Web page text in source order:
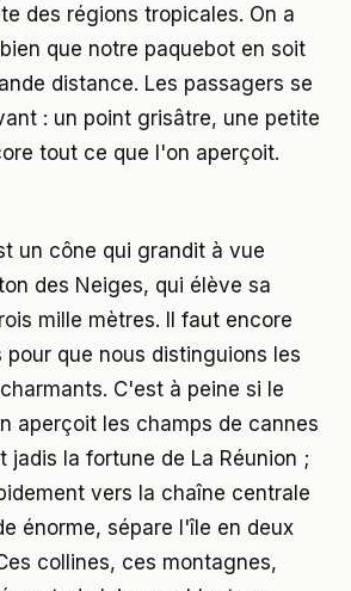
des régions tropicales. On a
que notre paquebot en soit
distance. Les passagers se
: un point grisâtre, une petite
tout ce que l'on aperçoit.
un cône qui grandit à vue
des Neiges, qui élève sa
mille mètres. Il faut encore
pour que nous distinguions les
C'est à peine si le
aperçoit les champs de cannes
jadis la fortune de La Réunion ;
vers la chaîne centrale
énorme, sépare l'île en deux
collines, ces montagnes,